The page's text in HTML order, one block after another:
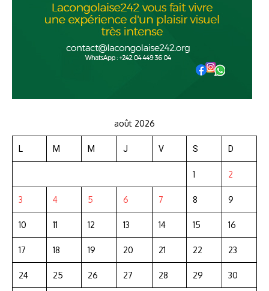
août 2026
L M M J V S D
1 2
3 4 5 6 7 8 9
10 11 12 13 14 15 16
17 18 19 20 21 22 23
24 25 26 27 28 29 30